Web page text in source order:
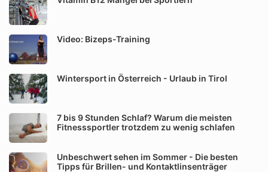
Video: Bizeps-Training
Wintersport in Österreich - Urlaub in Tirol
7 bis 9 Stunden Schlaf? Warum die meisten
Fitnesssportler trotzdem zu wenig schlafen
Unbeschwert sehen im Sommer - Die besten
Tipps für Brillen- und Kontaktlinsenträger